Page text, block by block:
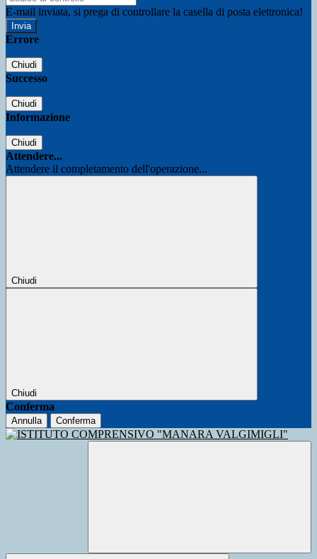
E-mail inviata, si prega di controllare la casella di posta elettronica!
Errore
Chiudi
Successo
Chiudi
Informazione
Chiudi
Attendere...
Attendere il completamento dell'operazione...
Chiudi
Chiudi
Conferma
Annulla Conferma